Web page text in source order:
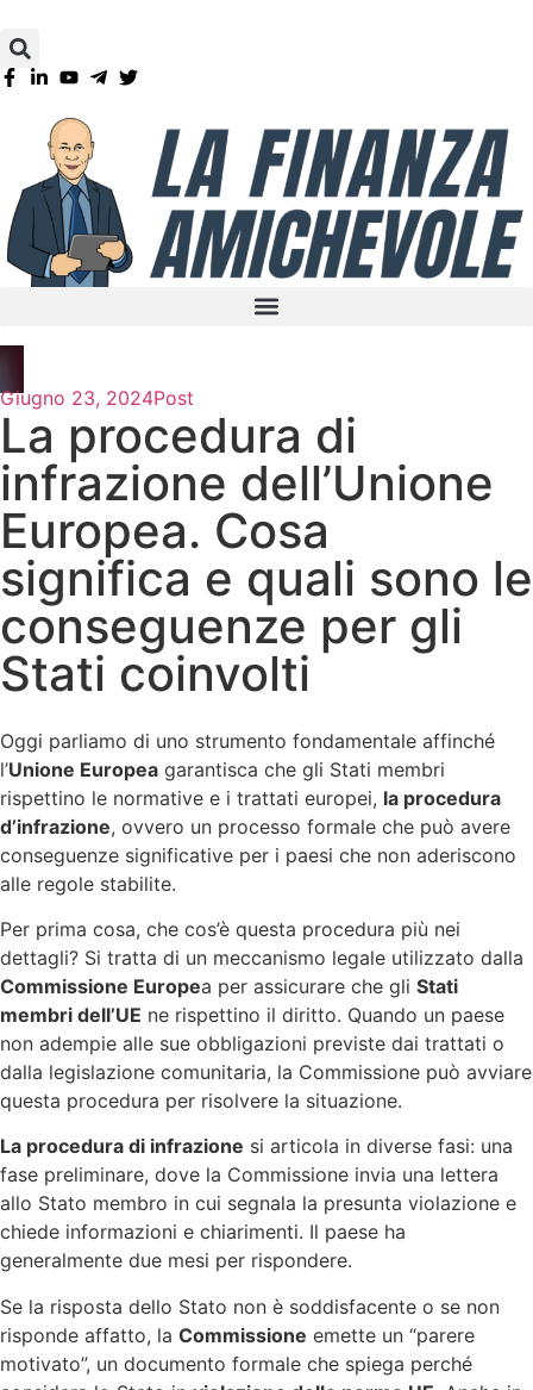
Giugno 23, 2024Post
La procedura di
infrazione dell’Unione
Europea. Cosa
significa e quali sono le
conseguenze per gli
Stati coinvolti
Oggi parliamo di uno strumento fondamentale affinché
l’Unione Europea garantisca che gli Stati membri
rispettino le normative e i trattati europei, la procedura
d’infrazione, ovvero un processo formale che può avere
conseguenze significative per i paesi che non aderiscono
alle regole stabilite.
Per prima cosa, che cos’è questa procedura più nei
dettagli? Si tratta di un meccanismo legale utilizzato dalla
Commissione Europea per assicurare che gli Stati
membri dell’UE ne rispettino il diritto. Quando un paese
non adempie alle sue obbligazioni previste dai trattati o
dalla legislazione comunitaria, la Commissione può avviare
questa procedura per risolvere la situazione.
La procedura di infrazione si articola in diverse fasi: una
fase preliminare, dove la Commissione invia una lettera
allo Stato membro in cui segnala la presunta violazione e
chiede informazioni e chiarimenti. Il paese ha
generalmente due mesi per rispondere.
Se la risposta dello Stato non è soddisfacente o se non
risponde affatto, la Commissione emette un “parere
motivato”, un documento formale che spiega perché